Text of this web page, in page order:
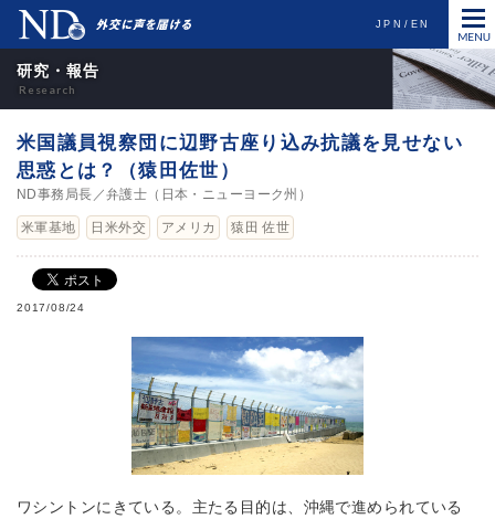
JPN EN
研究・報告
米国議員視察団に辺野古座り込み抗議を見せない
思惑とは？（猿田佐世）
ND事務局長／弁護士（日本・ニューヨーク州）
米軍基地 日米外交 アメリカ 猿田 佐世
2017/08/24
ワシントンにきている。主たる目的は、沖縄で進められている